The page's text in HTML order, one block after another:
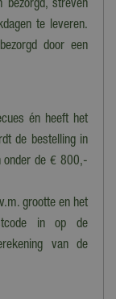
bezorgd, streven
te leveren.
door een
én heeft het
de bestelling in
onder de € 800,-
grootte en het
in op de
van de